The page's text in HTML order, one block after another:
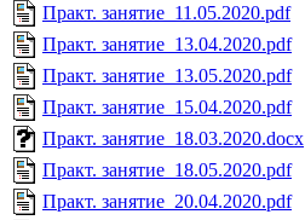
Практ. занятие_11.05.2020.pdf
Практ. занятие_13.04.2020.pdf
Практ. занятие_13.05.2020.pdf
Практ. занятие_15.04.2020.pdf
Практ. занятие_18.03.2020.docx
Практ. занятие_18.05.2020.pdf
Практ. занятие_20.04.2020.pdf